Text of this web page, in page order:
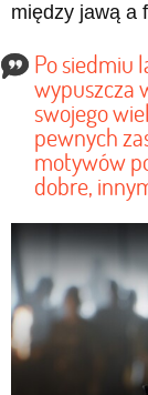
między jawą a
Po siedmiu
wypuszcza
swojego
pewnych
motywów
dobre,